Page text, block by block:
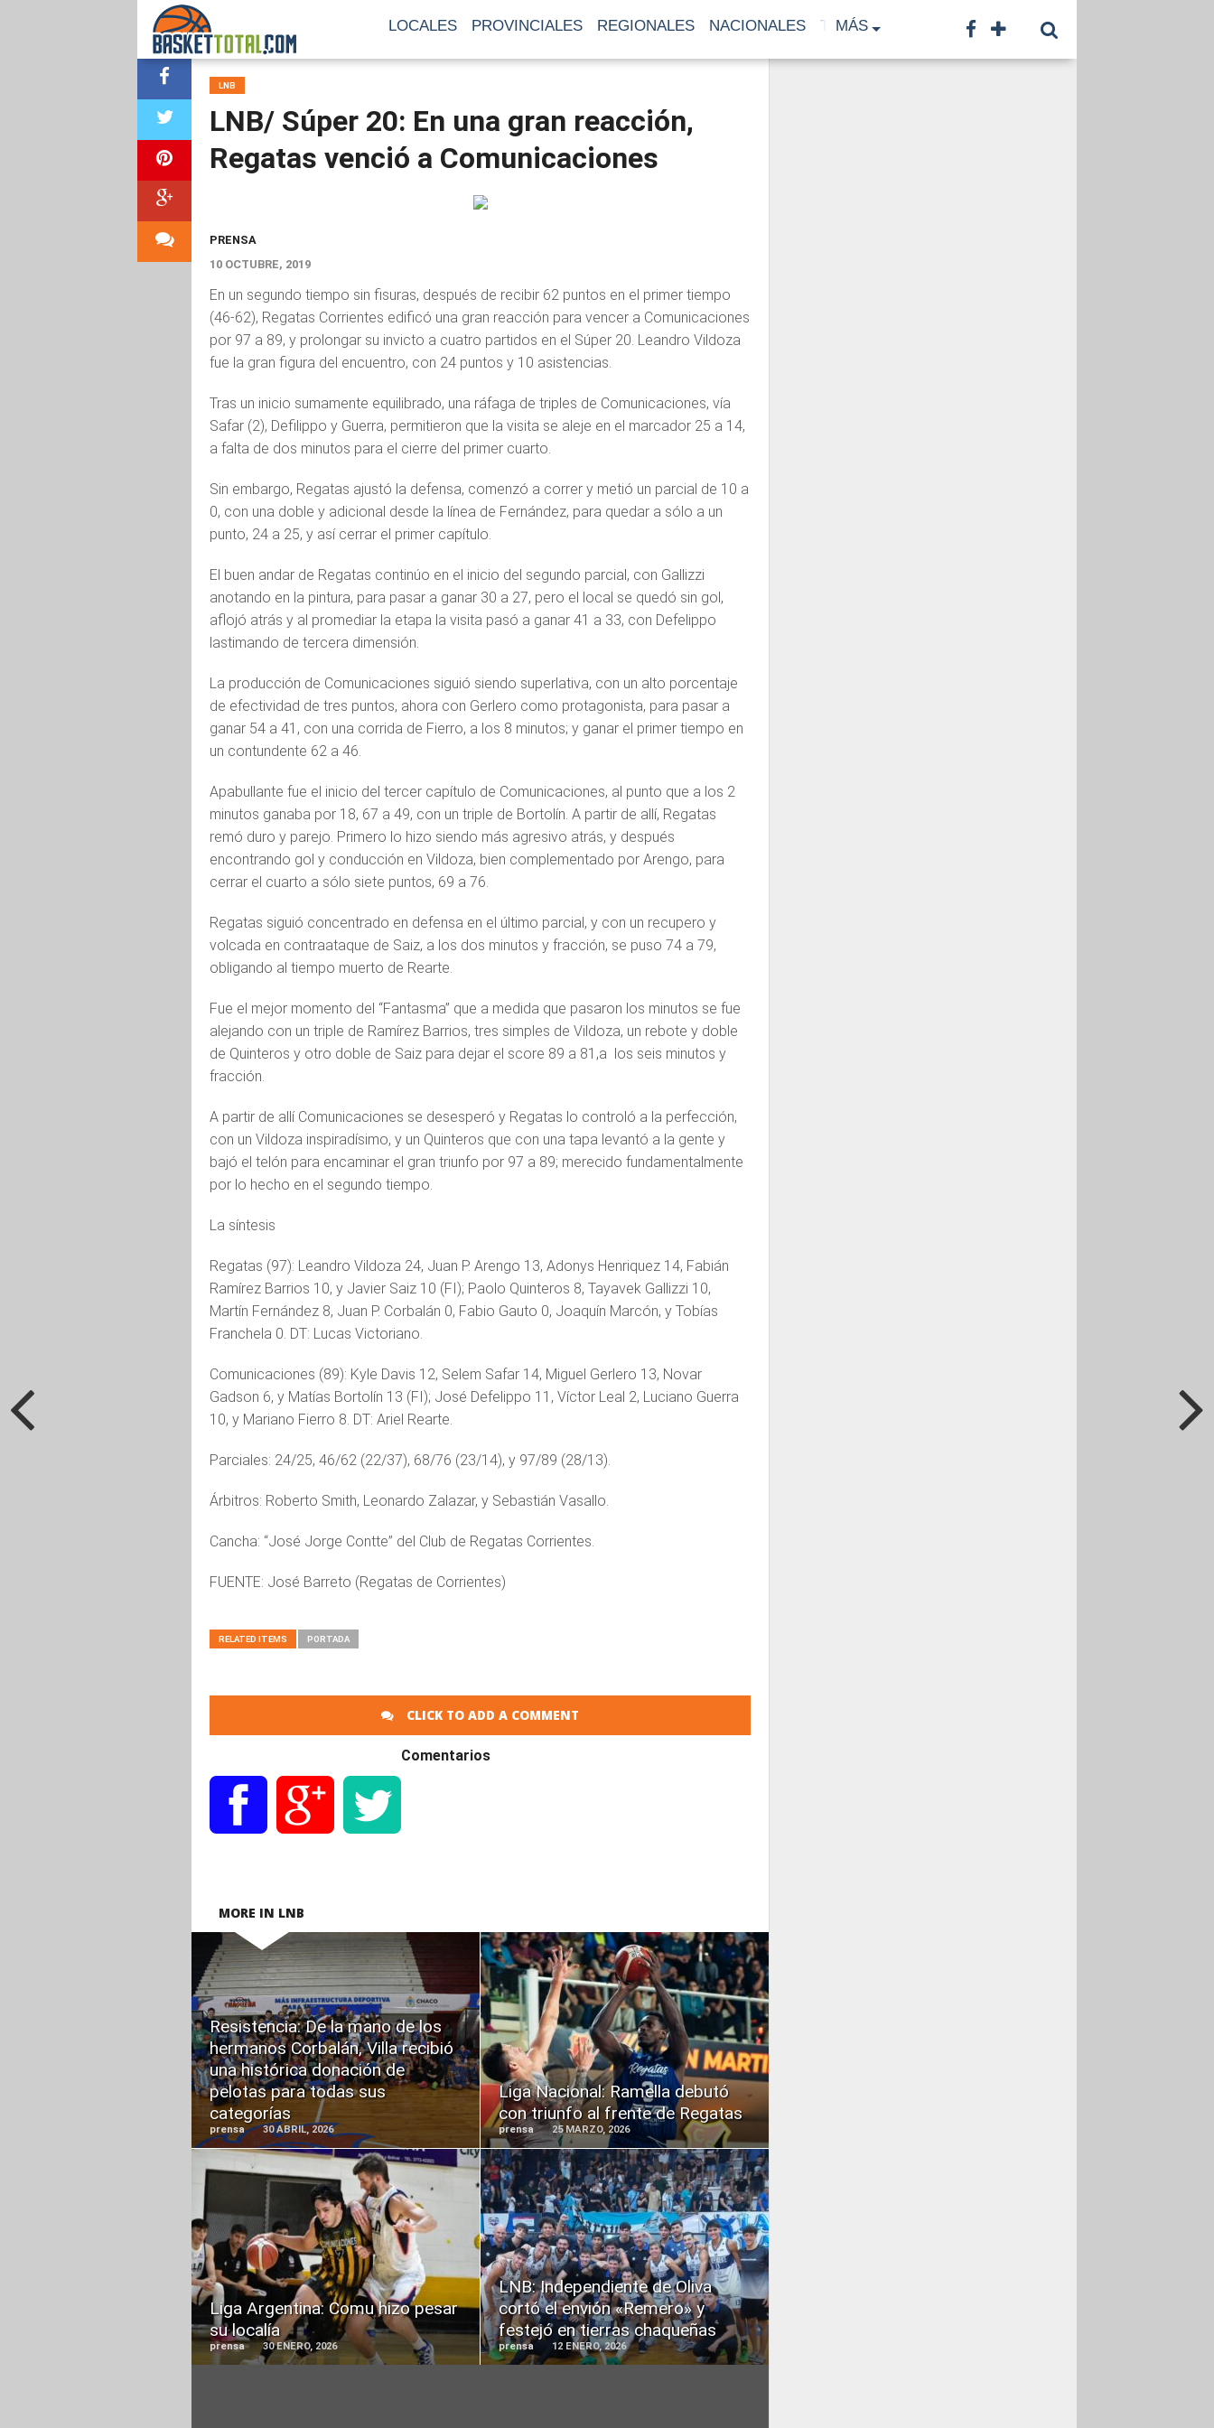
LOCALES PROVINCIALES REGIONALES NACIONALES TF TNA CONTACTO
MÁS
LNB
LNB/ Súper 20: En una gran reacción,
Regatas venció a Comunicaciones
PRENSA
10 OCTUBRE, 2019
En un segundo tiempo sin fisuras, después de recibir 62 puntos en el primer tiempo
(46-62), Regatas Corrientes edificó una gran reacción para vencer a Comunicaciones
por 97 a 89, y prolongar su invicto a cuatro partidos en el Súper 20. Leandro Vildoza
fue la gran figura del encuentro, con 24 puntos y 10 asistencias.
Tras un inicio sumamente equilibrado, una ráfaga de triples de Comunicaciones, vía
Safar (2), Defilippo y Guerra, permitieron que la visita se aleje en el marcador 25 a 14,
a falta de dos minutos para el cierre del primer cuarto.
Sin embargo, Regatas ajustó la defensa, comenzó a correr y metió un parcial de 10 a
0, con una doble y adicional desde la línea de Fernández, para quedar a sólo a un
punto, 24 a 25, y así cerrar el primer capítulo.
El buen andar de Regatas continúo en el inicio del segundo parcial, con Gallizzi
anotando en la pintura, para pasar a ganar 30 a 27, pero el local se quedó sin gol,
aflojó atrás y al promediar la etapa la visita pasó a ganar 41 a 33, con Defelippo
lastimando de tercera dimensión.
La producción de Comunicaciones siguió siendo superlativa, con un alto porcentaje
de efectividad de tres puntos, ahora con Gerlero como protagonista, para pasar a
ganar 54 a 41, con una corrida de Fierro, a los 8 minutos; y ganar el primer tiempo en
un contundente 62 a 46.
Apabullante fue el inicio del tercer capítulo de Comunicaciones, al punto que a los 2
minutos ganaba por 18, 67 a 49, con un triple de Bortolín. A partir de allí, Regatas
remó duro y parejo. Primero lo hizo siendo más agresivo atrás, y después
encontrando gol y conducción en Vildoza, bien complementado por Arengo, para
cerrar el cuarto a sólo siete puntos, 69 a 76.
Regatas siguió concentrado en defensa en el último parcial, y con un recupero y
volcada en contraataque de Saiz, a los dos minutos y fracción, se puso 74 a 79,
obligando al tiempo muerto de Rearte.
Fue el mejor momento del “Fantasma” que a medida que pasaron los minutos se fue
alejando con un triple de Ramírez Barrios, tres simples de Vildoza, un rebote y doble
de Quinteros y otro doble de Saiz para dejar el score 89 a 81,a los seis minutos y
fracción.
A partir de allí Comunicaciones se desesperó y Regatas lo controló a la perfección,
con un Vildoza inspiradísimo, y un Quinteros que con una tapa levantó a la gente y
bajó el telón para encaminar el gran triunfo por 97 a 89; merecido fundamentalmente
por lo hecho en el segundo tiempo.
La síntesis
Regatas (97): Leandro Vildoza 24, Juan P. Arengo 13, Adonys Henriquez 14, Fabián
Ramírez Barrios 10, y Javier Saiz 10 (FI); Paolo Quinteros 8, Tayavek Gallizzi 10,
Martín Fernández 8, Juan P. Corbalán 0, Fabio Gauto 0, Joaquín Marcón, y Tobías
Franchela 0. DT: Lucas Victoriano.
Comunicaciones (89): Kyle Davis 12, Selem Safar 14, Miguel Gerlero 13, Novar
Gadson 6, y Matías Bortolín 13 (FI); José Defelippo 11, Víctor Leal 2, Luciano Guerra
10, y Mariano Fierro 8. DT: Ariel Rearte.
Parciales: 24/25, 46/62 (22/37), 68/76 (23/14), y 97/89 (28/13).
Árbitros: Roberto Smith, Leonardo Zalazar, y Sebastián Vasallo.
Cancha: “José Jorge Contte” del Club de Regatas Corrientes.
FUENTE: José Barreto (Regatas de Corrientes)
RELATED ITEMS PORTADA
CLICK TO ADD A COMMENT
Comentarios
MORE IN LNB
Resistencia: De la mano de los
hermanos Corbalán, Villa recibió
una histórica donación de
pelotas para todas sus
categorías
prensa 30 ABRIL, 2026
READ
MORE
Liga Nacional: Ramella debutó
con triunfo al frente de Regatas
prensa 25 MARZO, 2026
READ
MORE
Liga Argentina: Comu hizo pesar
su localía
prensa 30 ENERO, 2026
READ
MORE
LNB: Independiente de Oliva
cortó el envión «Remero» y
festejó en tierras chaqueñas
prensa 12 ENERO, 2026
READ
MORE